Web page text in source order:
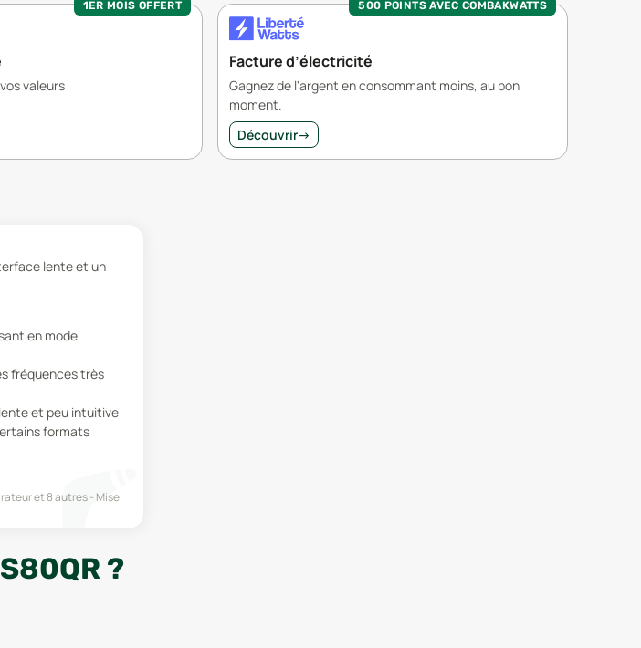
1ER MOIS OFFERT
valeurs
500 POINTS AVEC COMBAKWATTS
Facture d’électricité
Gagnez de l'argent en consommant moins, au bon
moment.
Découvrir→
lente et un
en mode
fréquences très
et peu intuitive
formats
et 8 autres Mise
?